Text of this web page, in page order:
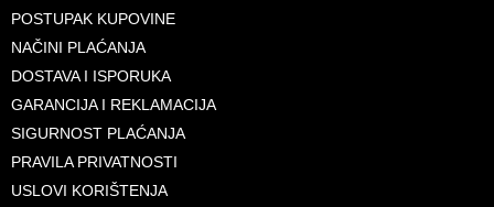
POSTUPAK KUPOVINE
NAČINI PLAĆANJA
DOSTAVA I ISPORUKA
GARANCIJA I REKLAMACIJA
SIGURNOST PLAĆANJA
PRAVILA PRIVATNOSTI
USLOVI KORIŠTENJA